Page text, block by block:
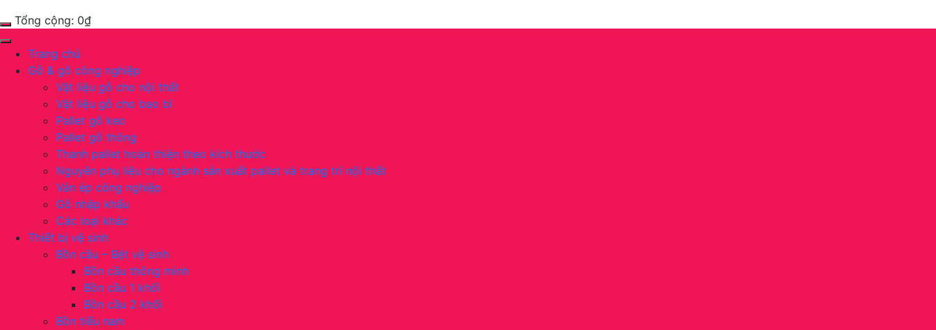
Tổng cộng: 0₫
Trang chủ
Gỗ & gỗ công nghiệp
Vật liệu gỗ cho nội thất
Vật liệu gỗ cho bao bì
Pallet gỗ keo
Pallet gỗ thông
Thanh pallet hoàn thiện theo kích thước
Nguyên phụ liệu cho ngành sản xuất pallet và trang trí nội thất
Ván ép công nghiệp
Gỗ nhập khẩu
Các loại khác
Thiết bị vệ sinh
Bồn cầu – Bệt vệ sinh
Bồn cầu thông minh
Bồn cầu 1 khối
Bồn cầu 2 khối
Bồn tiểu nam